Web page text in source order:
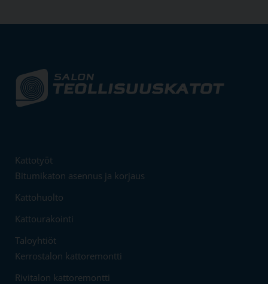
Kattotyöt
Bitumikaton asennus ja korjaus
Kattohuolto
Kattourakointi
Taloyhtiöt
Kerrostalon kattoremontti
Rivitalon kattoremontti